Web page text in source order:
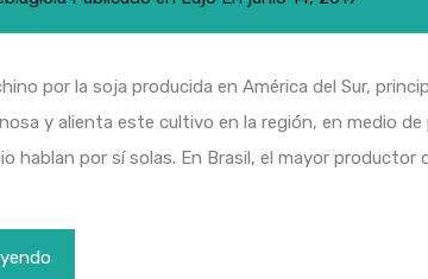
por la soja producida en América del Sur,
y alienta este cultivo en la región, en medio
hablan por sí solas. En Brasil, el mayor productor